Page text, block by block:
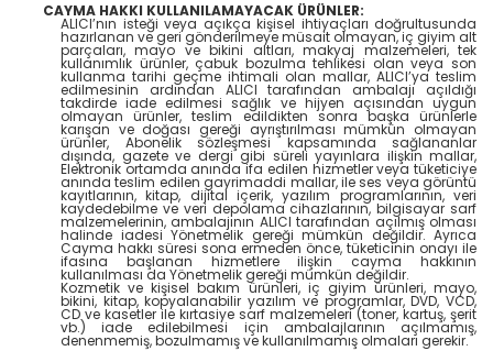
CAYMA HAKKI KULLANILAMAYACAK ÜRÜNLER:
ALICI’nın isteği veya açıkça kişisel ihtiyaçları doğrultusunda
hazırlanan ve geri gönderilmeye müsait olmayan, iç giyim alt
parçaları, mayo ve bikini altları, makyaj malzemeleri, tek
kullanımlık ürünler, çabuk bozulma tehlikesi olan veya son
kullanma tarihi geçme ihtimali olan mallar, ALICI’ya teslim
edilmesinin ardından ALICI tarafından ambalajı açıldığı
takdirde iade edilmesi sağlık ve hijyen açısından uygun
olmayan ürünler, teslim edildikten sonra başka ürünlerle
karışan ve doğası gereği ayrıştırılması mümkün olmayan
ürünler, Abonelik sözleşmesi kapsamında sağlananlar
dışında, gazete ve dergi gibi süreli yayınlara ilişkin mallar,
Elektronik ortamda anında ifa edilen hizmetler veya tüketiciye
anında teslim edilen gayrimaddi mallar, ile ses veya görüntü
kayıtlarının, kitap, dijital içerik, yazılım programlarının, veri
kaydedebilme ve veri depolama cihazlarının, bilgisayar sarf
malzemelerinin, ambalajının ALICI tarafından açılmış olması
halinde iadesi Yönetmelik gereği mümkün değildir. Ayrıca
Cayma hakkı süresi sona ermeden önce, tüketicinin onayı ile
ifasına başlanan hizmetlere ilişkin cayma hakkının
kullanılması da Yönetmelik gereği mümkün değildir.
Kozmetik ve kişisel bakım ürünleri, iç giyim ürünleri, mayo,
bikini, kitap, kopyalanabilir yazılım ve programlar, DVD, VCD,
CD ve kasetler ile kırtasiye sarf malzemeleri (toner, kartuş, şerit
vb.) iade edilebilmesi için ambalajlarının açılmamış,
denenmemiş, bozulmamış ve kullanılmamış olmaları gerekir.